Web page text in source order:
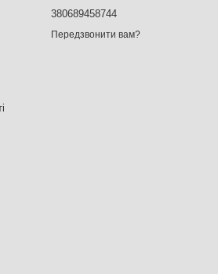
380689458744
Передзвонити вам?